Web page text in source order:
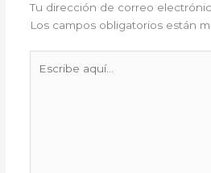
Tu dirección de correo
Los campos obligatorios están
aquí...